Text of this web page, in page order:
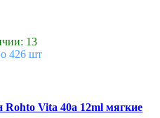
13
426 шт
Vita 40a 12ml мягкие